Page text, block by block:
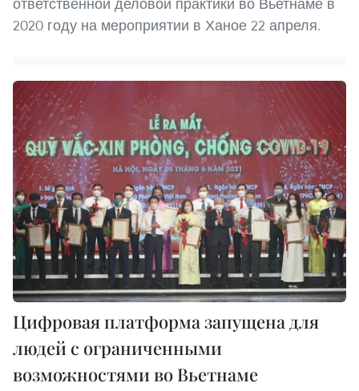
2020 году на мероприятии в Ханое 22 апреля.
Цифровая платформа запущена для
людей с ограниченными
возможностями во Вьетнаме